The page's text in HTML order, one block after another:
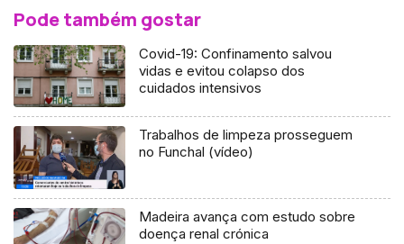
Pode também gostar
Covid-19: Confinamento salvou
vidas e evitou colapso dos
cuidados intensivos
Trabalhos de limpeza prosseguem
no Funchal (vídeo)
Madeira avança com estudo sobre
doença renal crónica